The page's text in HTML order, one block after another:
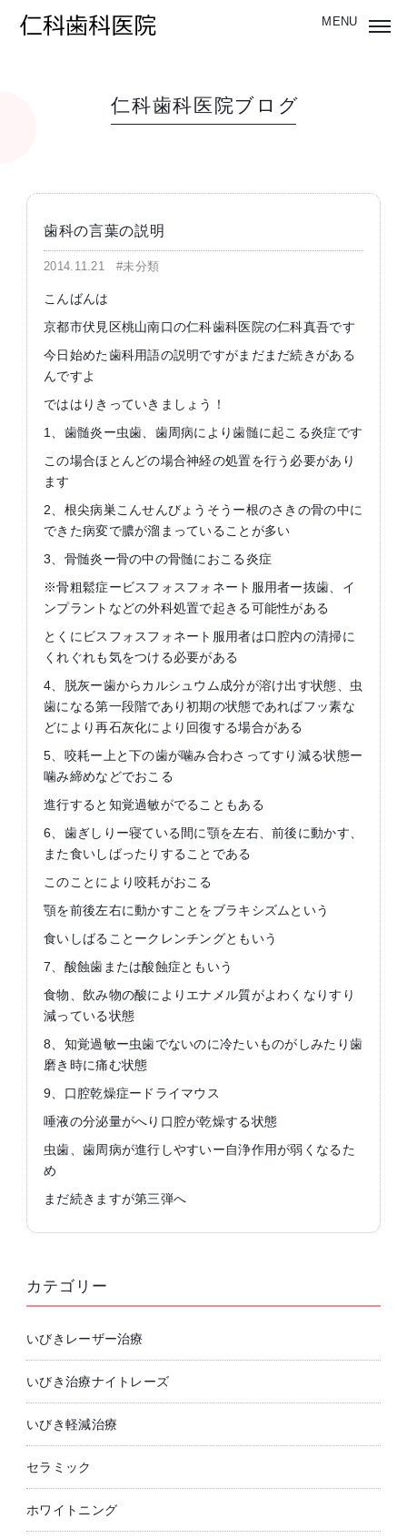
仁科歯科医院ブログ
歯科の言葉の説明
2014.11.21#未分類
こんばんは
京都市伏見区桃山南口の仁科歯科医院の仁科真吾です
今日始めた歯科用語の説明ですがまだまだ続きがある
んですよ
でははりきっていきましょう！
1、歯髄炎ー虫歯、歯周病により歯髄に起こる炎症です
この場合ほとんどの場合神経の処置を行う必要があり
ます
2、根尖病巣こんせんびょうそうー根のさきの骨の中に
できた病変で膿が溜まっていることが多い
3、骨髄炎ー骨の中の骨髄におこる炎症
※骨粗鬆症ービスフォスフォネート服用者ー抜歯、イ
ンプラントなどの外科処置で起きる可能性がある
とくにビスフォスフォネート服用者は口腔内の清掃に
くれぐれも気をつける必要がある
4、脱灰ー歯からカルシュウム成分が溶け出す状態、虫
歯になる第一段階であり初期の状態であればフッ素な
どにより再石灰化により回復する場合がある
5、咬耗ー上と下の歯が噛み合わさってすり減る状態ー
噛み締めなどでおこる
進行すると知覚過敏がでることもある
6、歯ぎしりー寝ている間に顎を左右、前後に動かす、
また食いしばったりすることである
このことにより咬耗がおこる
顎を前後左右に動かすことをブラキシズムという
食いしばることークレンチングともいう
7、酸蝕歯または酸蝕症ともいう
食物、飲み物の酸によりエナメル質がよわくなりすり
減っている状態
8、知覚過敏ー虫歯でないのに冷たいものがしみたり歯
磨き時に痛む状態
9、口腔乾燥症ードライマウス
唾液の分泌量がへり口腔が乾燥する状態
虫歯、歯周病が進行しやすいー自浄作用が弱くなるた
め
まだ続きますが第三弾へ
カテゴリー
いびきレーザー治療
いびき治療ナイトレーズ
いびき軽減治療
セラミック
ホワイトニング